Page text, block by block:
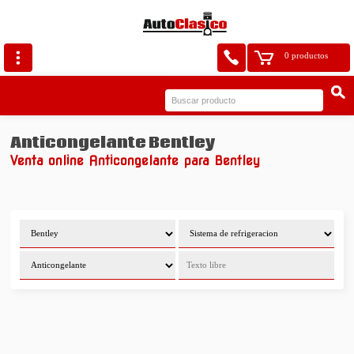
0 productos
Anticongelante Bentley
Venta online Anticongelante para Bentley